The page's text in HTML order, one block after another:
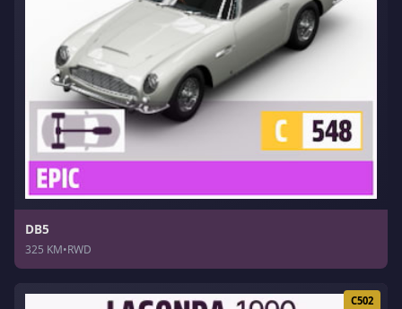
DB5
325 KM•RWD
C502